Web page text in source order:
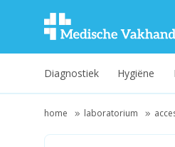
Diagnostiek Hygiëne
home laboratorium